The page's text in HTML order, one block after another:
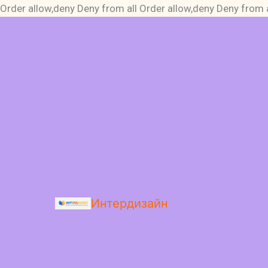
Order allow,deny Deny from all Order allow,deny Deny from
Интердизайн